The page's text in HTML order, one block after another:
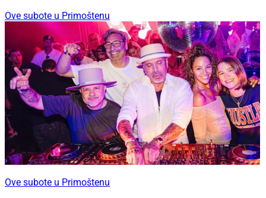
Ove subote u Primoštenu
Ove subote u Primoštenu